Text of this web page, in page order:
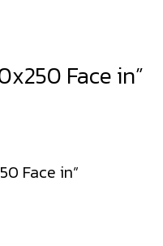
Face in”
Face in”